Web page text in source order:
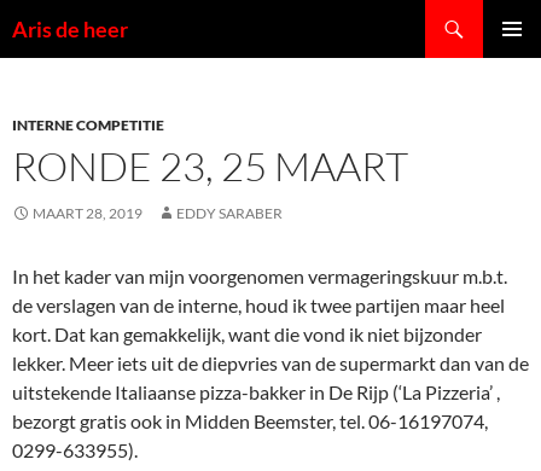
naar
Aris de heer
INTERNE COMPETITIE
RONDE 23, 25 MAART
MAART 28, 2019 EDDY SARABER
In het kader van mijn voorgenomen vermageringskuur m.b.t.
de verslagen van de interne, houd ik twee partijen maar heel
kort. Dat kan gemakkelijk, want die vond ik niet bijzonder
lekker. Meer iets uit de diepvries van de supermarkt dan van de
uitstekende Italiaanse pizza-bakker in De Rijp (‘La Pizzeria’ ,
bezorgt gratis ook in Midden Beemster, tel. 06-16197074,
0299-633955).